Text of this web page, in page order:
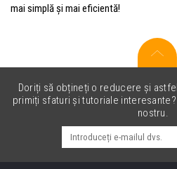
mai simplă și mai eficientă!
Doriți să obțineți o reducere și
primiți sfaturi și tutoriale
nostru.